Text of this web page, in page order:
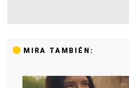
MIRA TAMBIÉN: